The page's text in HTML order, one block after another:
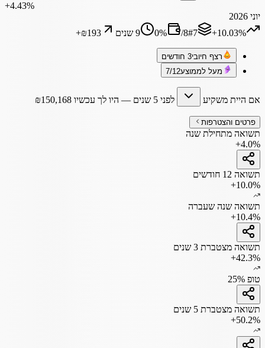
‎+4.43%
יוני 2026
‎+10.03%
#7
/8
0% 9 שנים +₪193
רצף חיובי3 חודשים
מעל לממוצע7/12
אם היית משקיע לפני 5 שנים — היו לך עכשיו ₪150,168
פרטים והצטרפות
תשואה מתחילת שנה
+4.0%
תשואה 12 חודשים
+10.0%
תשואה שנה שעברה
+10.4%
תשואה מצטברת 3 שנים
+42.3%
טופ 25%
תשואה מצטברת 5 שנים
+50.2%